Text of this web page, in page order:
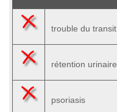
trouble du transit
rétention urinaire
psoriasis